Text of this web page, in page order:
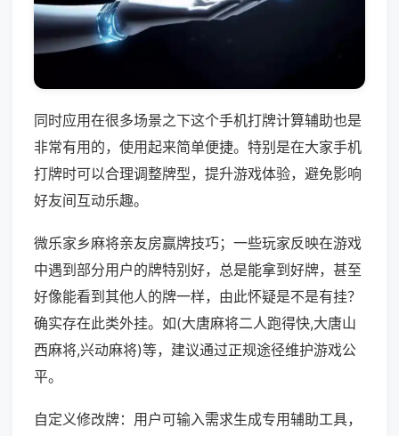
同时应用在很多场景之下这个手机打牌计算辅助也是
非常有用的，使用起来简单便捷。特别是在大家手机
打牌时可以合理调整牌型，提升游戏体验，避免影响
好友间互动乐趣。
微乐家乡麻将亲友房赢牌技巧；一些玩家反映在游戏
中遇到部分用户的牌特别好，总是能拿到好牌，甚至
好像能看到其他人的牌一样，由此怀疑是不是有挂？
确实存在此类外挂。如(大唐麻将二人跑得快,大唐山
西麻将,兴动麻将)等，建议通过正规途径维护游戏公
平。
自定义修改牌：用户可输入需求生成专用辅助工具，